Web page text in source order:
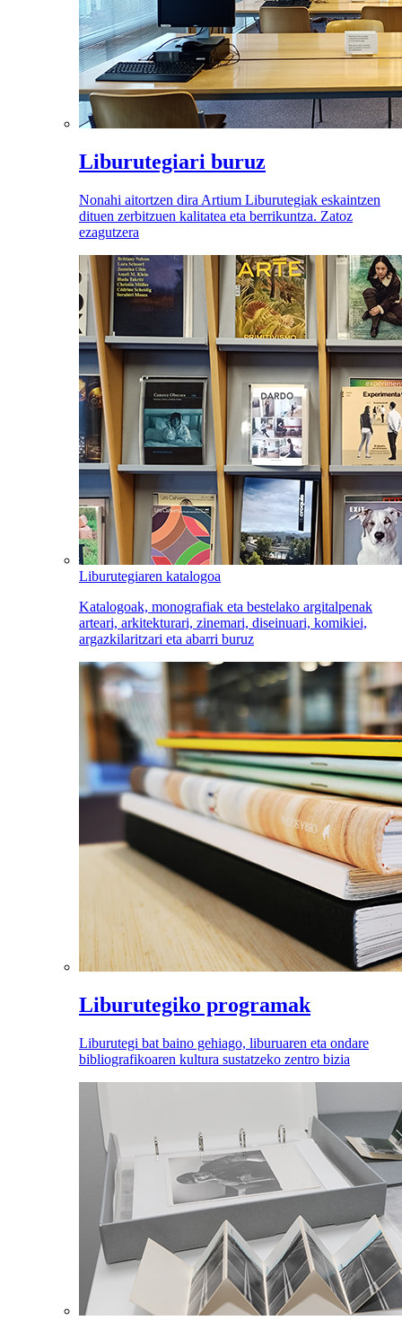
Liburutegiari buruz
Nonahi aitortzen dira Artium Liburutegiak eskaintzen
dituen zerbitzuen kalitatea eta berrikuntza. Zatoz
ezagutzera
Liburutegiaren katalogoa
Katalogoak, monografiak eta bestelako argitalpenak
arteari, arkitekturari, zinemari, diseinuari, komikiei,
argazkilaritzari eta abarri buruz
Liburutegiko programak
Liburutegi bat baino gehiago, liburuaren eta ondare
bibliografikoaren kultura sustatzeko zentro bizia